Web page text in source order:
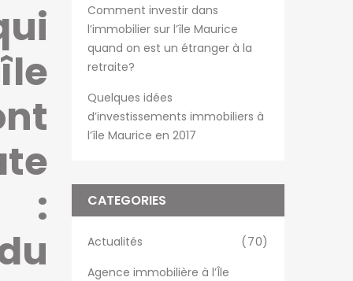
:
Comment investir dans
l’immobilier sur l’île Maurice
quand on est un étranger à la
retraite?
Quelques idées
d’investissements immobiliers à
l’île Maurice en 2017
CATEGORIES
Actualités
(70)
Agence immobilière à l’Île